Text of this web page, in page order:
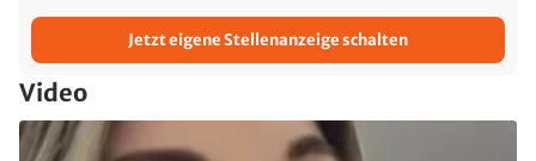
Jetzt eigene Stellenanzeige schalten
Video